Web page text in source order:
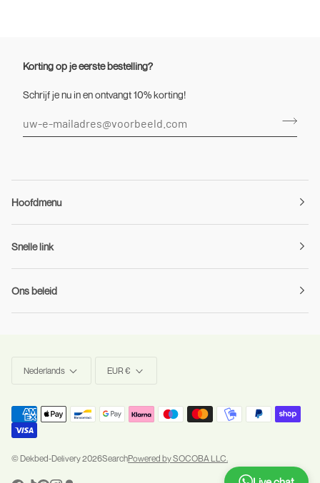
Korting op je eerste bestelling?
Schrijf je nu in en ontvangt 10% korting!
Hoofdmenu
Snelle link
Ons beleid
Nederlands EUR €
©Dekbed-Delivery2026SearchPowered by SOCOBA LLC.